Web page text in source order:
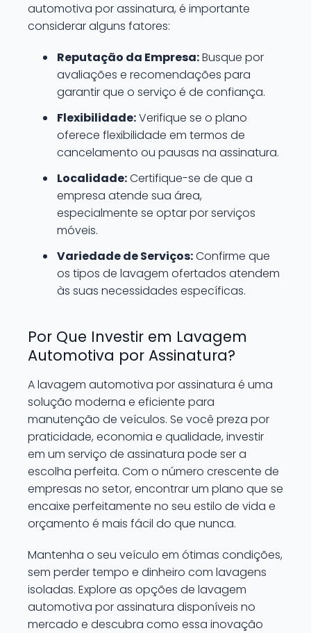
automotiva por assinatura, é importante
considerar alguns fatores:
Reputação da Empresa:Busque por
avaliações e recomendações para
garantir que o serviço é de confiança.
Flexibilidade:Verifique se o plano
oferece flexibilidade em termos de
cancelamento ou pausas na assinatura.
Localidade:Certifique-se de que a
empresa atende sua área,
especialmente se optar por serviços
móveis.
Variedade de Serviços:Confirme que
os tipos de lavagem ofertados atendem
às suas necessidades específicas.
Por Que Investir em Lavagem
Automotiva por Assinatura?
A lavagem automotiva por assinatura é uma
solução moderna e eficiente para
manutenção de veículos. Se você preza por
praticidade, economia e qualidade, investir
em um serviço de assinatura pode ser a
escolha perfeita. Com o número crescente de
empresas no setor, encontrar um plano que se
encaixe perfeitamente no seu estilo de vida e
orçamento é mais fácil do que nunca.
Mantenha o seu veículo em ótimas condições,
sem perder tempo e dinheiro com lavagens
isoladas. Explore as opções de lavagem
automotiva por assinatura disponíveis no
mercado e descubra como essa inovação